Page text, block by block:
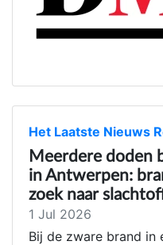
Het Laatste Nieuws
Meerdere doden
in Antwerpen:
zoek naar
1 Jul 2026
Bij de zware brand in